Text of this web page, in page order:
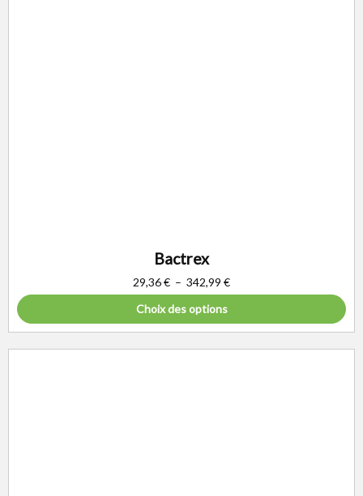
Bactrex
29,36€ – 342,99 €
Choix des options